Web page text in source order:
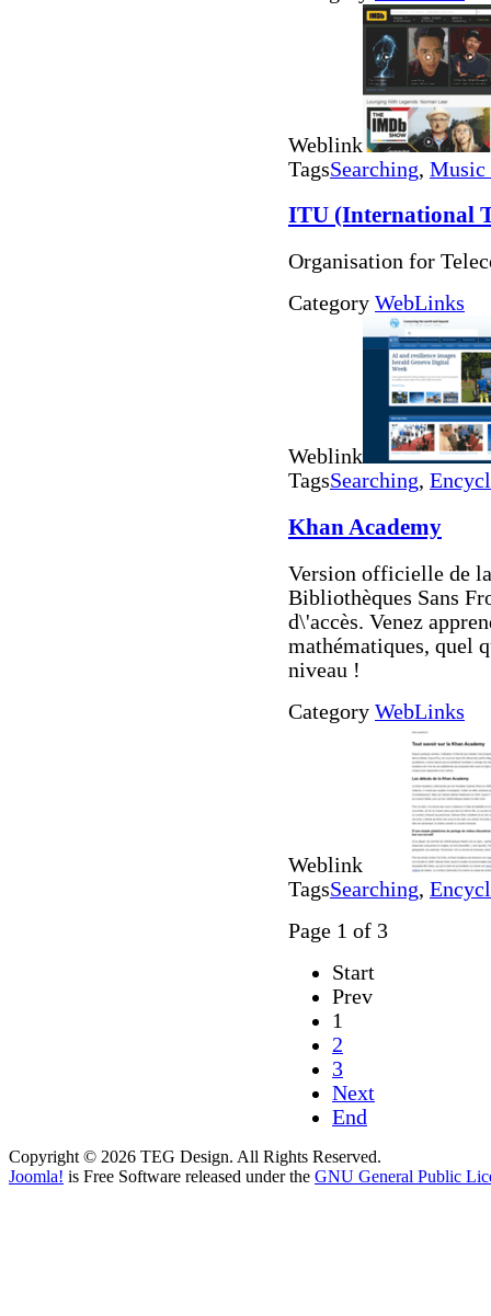
Weblink
TagsSearching, Music
ITU (International
Organisation for
Category WebLinks
Weblink
TagsSearching,
Khan Academy
Version officielle de
Bibliothèques Sans
d\'accès. Venez
mathématiques, quel
niveau !
Category WebLinks
Weblink
TagsSearching,
Page 1 of 3
Start
Prev
1
2
3
Next
End
Copyright © 2026 TEG Design. All Rights Reserved.
Joomla! is Free Software released under the GNU General Public